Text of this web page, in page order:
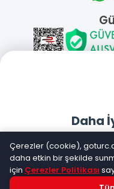
Mobil
Daha
Goturc mobil
Çerezler (cookie),
daha etkin bir şekilde
için Çerezler Politikası